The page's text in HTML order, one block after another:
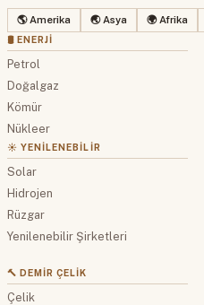
🌎 Amerika 🌏 Asya 🌍 Afrika
🛢 ENERJI
Petrol
Doğalgaz
Kömür
Nükleer
☀️ YENILENEBILIR
Solar
Hidrojen
Rüzgar
Yenilenebilir Şirketleri
🔨 DEMIR ÇELIK
Çelik